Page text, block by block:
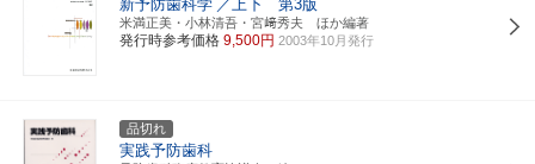
新予防歯科学 ／上下 第3版
米満正美・小林清吾・宮﨑秀夫 ほか編著
発行時参考価格 9,500円 2003年10月発行
品切れ
実践予防歯科